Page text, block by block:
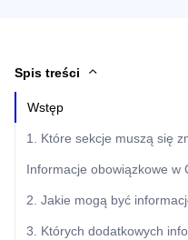
Spis treści
Wstęp
1. Które sekcje muszą się
Informacje obowiązkowe w
2. Jakie mogą być
3. Których dodatkowych